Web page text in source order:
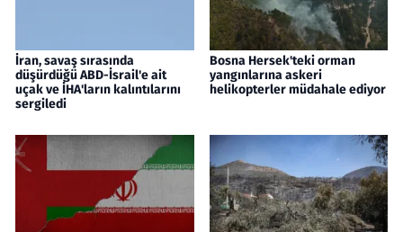
İran, savaş sırasında
düşürdüğü ABD-İsrail'e ait
uçak ve İHA'ların kalıntılarını
sergiledi
Bosna Hersek'teki orman
yangınlarına askeri
helikopterler müdahale ediyor